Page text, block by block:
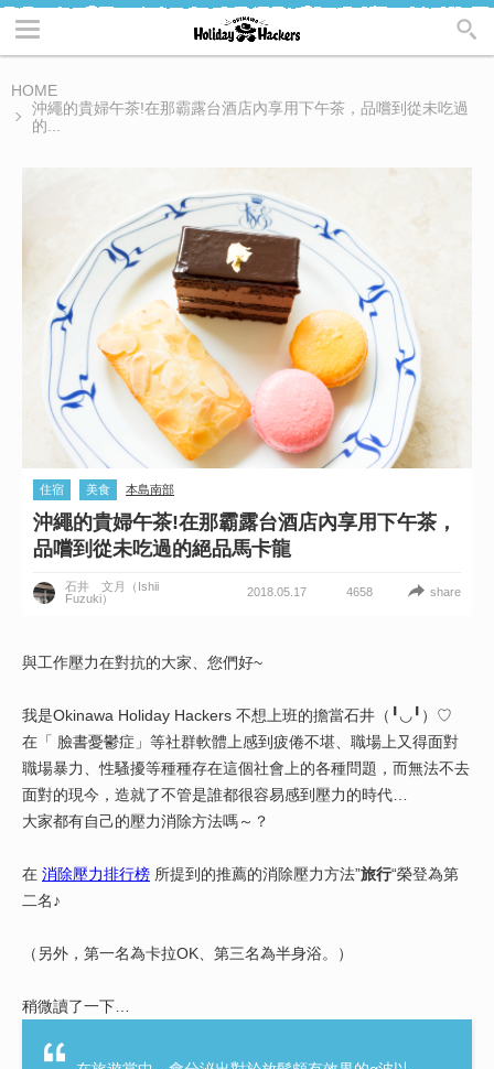
HOME
沖繩的貴婦午茶!在那霸露台酒店內享用下午茶，品嚐到從未吃過
的...
住宿 美食 本島南部
沖繩的貴婦午茶!在那霸露台酒店內享用下午茶，
品嚐到從未吃過的絕品馬卡龍
石井 文月（Ishii
Fuzuki）
2018.05.17 4658 share
與工作壓力在對抗的大家、您們好~
我是Okinawa Holiday Hackers 不想上班的擔當石井（╹◡╹）♡
在「 臉書憂鬱症」等社群軟體上感到疲倦不堪、職場上又得面對
職場暴力、性騷擾等種種存在這個社會上的各種問題，而無法不去
面對的現今，造就了不管是誰都很容易感到壓力的時代…
大家都有自己的壓力消除方法嗎～？
在 消除壓力排行榜 所提到的推薦的消除壓力方法”旅行“榮登為第
二名♪
（另外，第一名為卡拉OK、第三名為半身浴。）
稍微讀了一下…